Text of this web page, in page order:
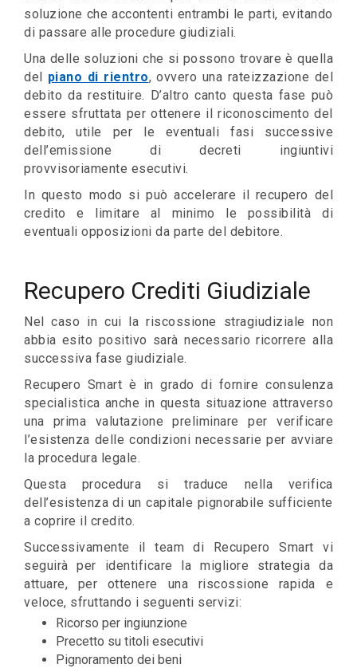
soluzione che accontenti entrambi le parti, evitando
di passare alle procedure giudiziali.
Una delle soluzioni che si possono trovare è quella
del piano di rientro, ovvero una rateizzazione del
debito da restituire. D’altro canto questa fase può
essere sfruttata per ottenere il riconoscimento del
debito, utile per le eventuali fasi successive
dell’emissione di decreti ingiuntivi
provvisoriamente esecutivi.
In questo modo si può accelerare il recupero del
credito e limitare al minimo le possibilità di
eventuali opposizioni da parte del debitore.
Recupero Crediti Giudiziale
Nel caso in cui la riscossione stragiudiziale non
abbia esito positivo sarà necessario ricorrere alla
successiva fase giudiziale.
Recupero Smart è in grado di fornire consulenza
specialistica anche in questa situazione attraverso
una prima valutazione preliminare per verificare
l’esistenza delle condizioni necessarie per avviare
la procedura legale.
Questa procedura si traduce nella verifica
dell’esistenza di un capitale pignorabile sufficiente
a coprire il credito.
Successivamente il team di Recupero Smart vi
seguirà per identificare la migliore strategia da
attuare, per ottenere una riscossione rapida e
veloce, sfruttando i seguenti servizi:
Ricorso per ingiunzione
Precetto su titoli esecutivi
Pignoramento dei beni